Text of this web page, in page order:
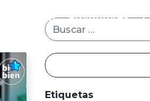
FinTech Promotores
Buscar
Etiquetas